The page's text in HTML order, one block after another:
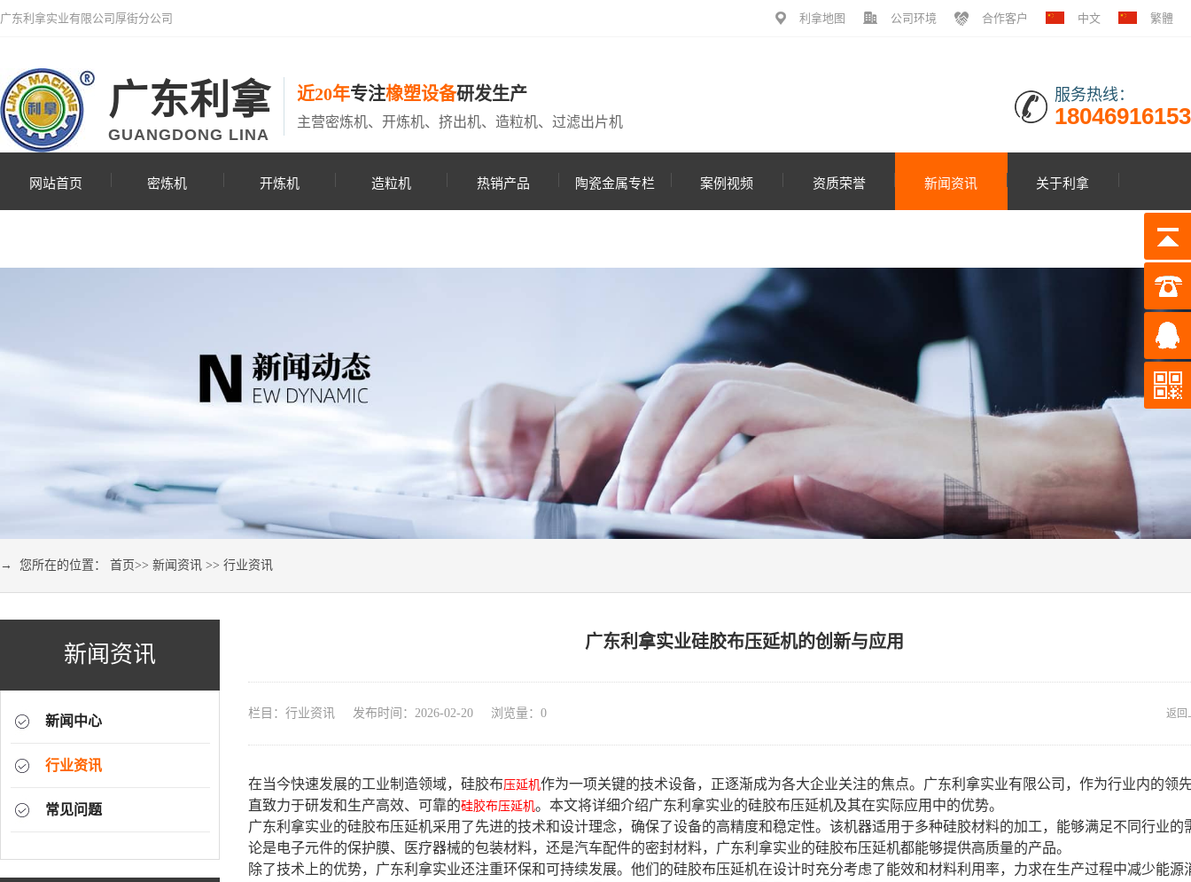
广东利拿实业有限公司厚街分公司 利拿地图 公司环境 合作客户 中文 繁體
广东利拿
GUANGDONG LINA
近20年专注橡塑设备研发生产
主营密炼机、开炼机、挤出机、造粒机、过滤出片机
服务热线：
18046916153
网站首页 密炼机 开炼机 造粒机 热销产品 陶瓷金属专栏 案例视频 资质荣誉 新闻资讯 关于利拿
→ 您所在的位置： 首页>> 新闻资讯 >> 行业资讯
新闻资讯
新闻中心
行业资讯
常见问题
广东利拿实业硅胶布压延机的创新与应用
栏目：行业资讯 发布时间：2026-02-20 浏览量： 0 返回
在当今快速发展的工业制造领域，硅胶布压延机作为一项关键的技术设备，正逐渐成为各大企业关注的焦点。广东利拿实业有限公司，作为行业内的领
直致力于研发和生产高效、可靠的硅胶布压延机。本文将详细介绍广东利拿实业的硅胶布压延机及其在实际应用中的优势。
广东利拿实业的硅胶布压延机采用了先进的技术和设计理念，确保了设备的高精度和稳定性。该机器适用于多种硅胶材料的加工，能够满足不同行业的
论是电子元件的保护膜、医疗器械的包装材料，还是汽车配件的密封材料，广东利拿实业的硅胶布压延机都能够提供高质量的产品。
除了技术上的优势，广东利拿实业还注重环保和可持续发展。他们的硅胶布压延机在设计时充分考虑了能效和材料利用率，力求在生产过程中减少能源